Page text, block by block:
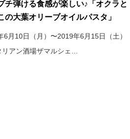
チ弾ける食感が楽しい♪「オクラと
の大葉オリーブオイルパスタ」
6月10日（月）〜2019年6月15日（土）
リアン酒場ザマルシェ…